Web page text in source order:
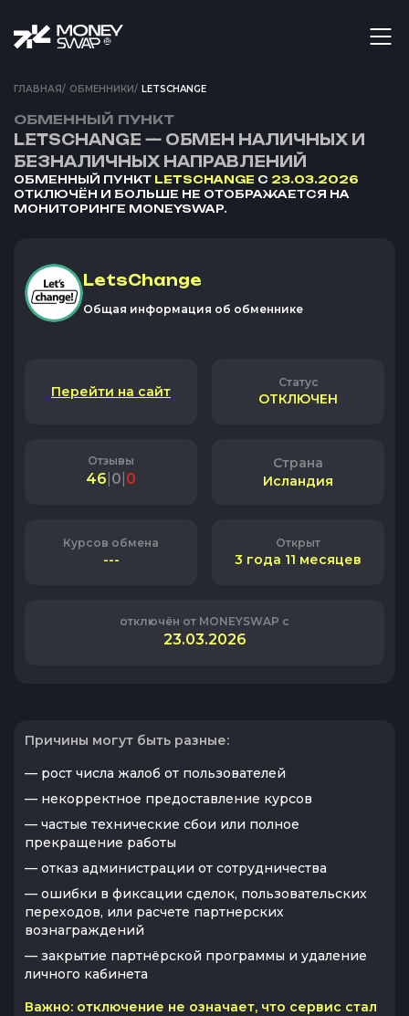
ГЛАВНАЯ/ ОБМЕННИКИ/ LETSCHANGE
ОБМЕННЫЙ ПУНКТ
LETSCHANGE — ОБМЕН НАЛИЧНЫХ И
БЕЗНАЛИЧНЫХ НАПРАВЛЕНИЙ
ОБМЕННЫЙ ПУНКТ LETSCHANGE С 23.03.2026
ОТКЛЮЧЁН И БОЛЬШЕ НЕ ОТОБРАЖАЕТСЯ НА
МОНИТОРИНГЕ MONEYSWAP.
LetsChange
Общая информация об обменнике
Перейти на сайт
Статус
ОТКЛЮЧЕН
Отзывы
46 0 0
Страна
Исландия
Курсов обмена
---
Открыт
3 года 11 месяцев
отключён от MONEYSWAP с
23.03.2026
Причины могут быть разные:
— рост числа жалоб от пользователей
— некорректное предоставление курсов
— частые технические сбои или полное
прекращение работы
— отказ администрации от сотрудничества
— ошибки в фиксации сделок, пользовательских
переходов, или расчете партнерских
вознаграждений
— закрытие партнёрской программы и удаление
личного кабинета
Важно: отключение не означает, что сервис стал